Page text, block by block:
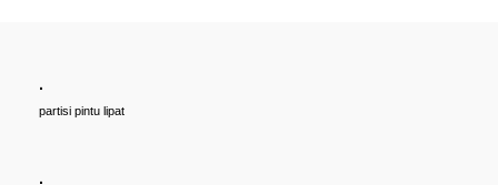
.
partisi pintu lipat
.